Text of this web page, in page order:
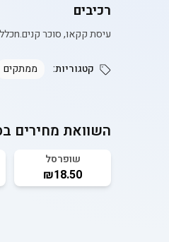
רכיבים
עיסת קקאו, סוכר קנים.nכלל מוצקי קקאו בשוקולד מריר מעולה: מינימוום 80%.n*רכיב ממוצא אורגני.
קטגוריות: ממתקים
השוואת מחירים
שופרסל
₪18.50